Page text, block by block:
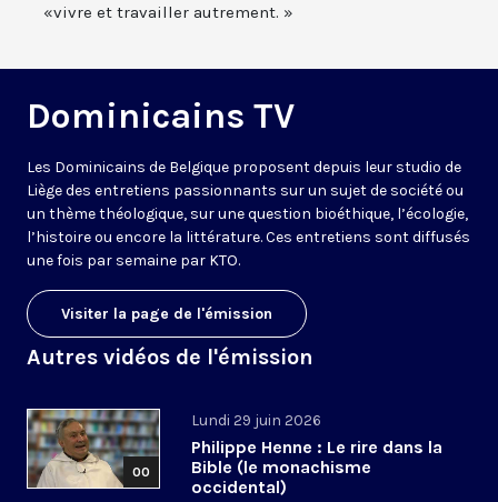
«vivre et travailler autrement. »
Dominicains TV
Les Dominicains de Belgique proposent depuis leur studio de
Liège des entretiens passionnants sur un sujet de société ou
un thème théologique, sur une question bioéthique, l’écologie,
l’histoire ou encore la littérature. Ces entretiens sont diffusés
une fois par semaine par KTO.
Visiter la page de l'émission
Autres vidéos de l'émission
00
Lundi 29 juin 2026
Philippe Henne : Le rire dans la
Bible (le monachisme
occidental)